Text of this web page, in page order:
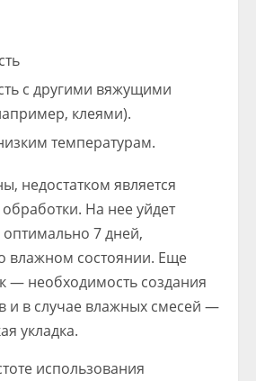
с другими вяжущими
клеями).
температурам.
недостатком является
На нее уйдет
7 дней,
влажном состоянии. Еще
— необходимость создания
и в случае влажных смесей —
укладка.
использования